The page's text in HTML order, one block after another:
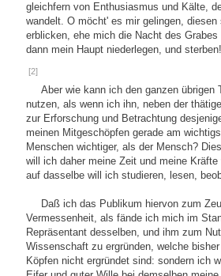
gleichfern von Enthusiasmus und Kälte,
wandelt. O möcht' es mir gelingen,
erblicken, ehe mich die Nacht des
dann mein Haupt niederlegen, und sterben!
[2]
Aber wie kann ich den ganzen übrigen
nutzen, als wenn ich ihn, neben der
zur Erforschung und Betrachtung
meinen Mitgeschöpfen gerade am
Menschen wichtiger, als der Mensch?
will ich daher meine Zeit und meine
auf dasselbe will ich studieren, lesen,
Daß ich das Publikum hiervon zum
Vermessenheit, als fände ich mich im
Repräsentant desselben, und ihm zum
Wissenschaft zu ergründen, welche
Köpfen nicht ergründet sind: sondern ich